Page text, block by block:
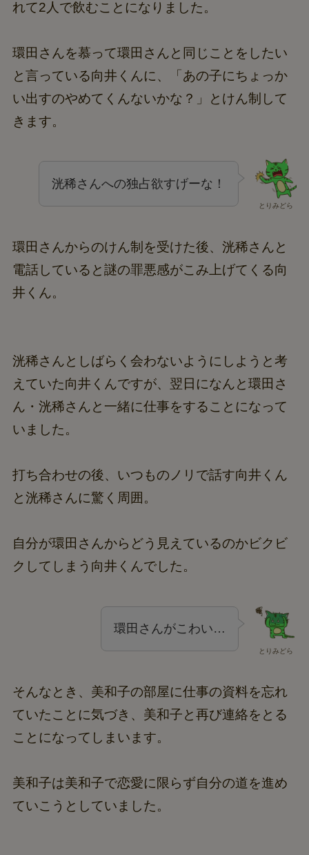
れて2人で飲むことになりました。
環田さんを慕って環田さんと同じことをしたい
と言っている向井くんに、「あの子にちょっか
い出すのやめてくんないかな？」とけん制して
きます。
とりみどら
洸稀さんへの独占欲すげーな！
環田さんからのけん制を受けた後、洸稀さんと
電話していると謎の罪悪感がこみ上げてくる向
井くん。
洸稀さんとしばらく会わないようにしようと考
えていた向井くんですが、翌日になんと環田さ
ん・洸稀さんと一緒に仕事をすることになって
いました。
打ち合わせの後、いつものノリで話す向井くん
と洸稀さんに驚く周囲。
自分が環田さんからどう見えているのかビクビ
クしてしまう向井くんでした。
とりみどら
環田さんがこわい…
そんなとき、美和子の部屋に仕事の資料を忘れ
ていたことに気づき、美和子と再び連絡をとる
ことになってしまいます。
美和子は美和子で恋愛に限らず自分の道を進め
ていこうとしていました。